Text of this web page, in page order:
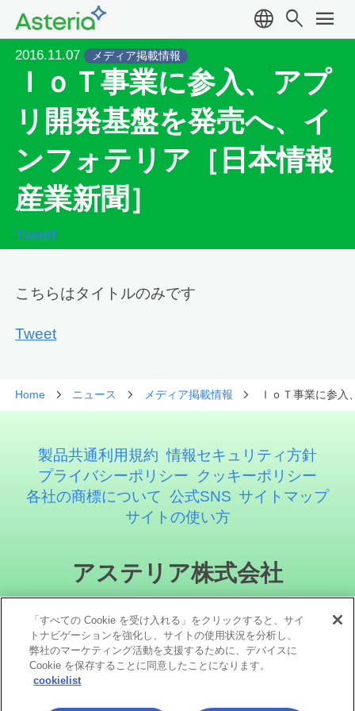
language search menu
2016.11.07 メディア掲載情報
ＩｏＴ事業に参入、アプ
リ開発基盤を発売へ、イ
ンフォテリア［日本情報
産業新聞］
Tweet
こちらはタイトルのみです
Tweet
Home ニュース メディア掲載情報 ＩｏＴ事業に参
製品共通利用規約 情報セキュリティ方針
プライバシーポリシー
クッキーポリシー
各社の商標について 公式SNS サイトマップ
サイトの使い方
アステリア株式会社
「すべての Cookie を受け入れる」をクリックすると、サイ
トナビゲーションを強化し、サイトの使用状況を分析し、
弊社のマーケティング活動を支援するために、デバイスに
Cookie を保存することに同意したことになります。
cookielist